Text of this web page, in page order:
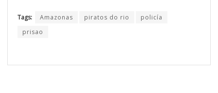
Tags: Amazonas piratos do rio
policía
prisao